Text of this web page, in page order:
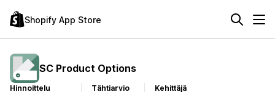
Shopify App Store
SC Product Options
Hinnoittelu
Tähtiarvio
Kehittäjä